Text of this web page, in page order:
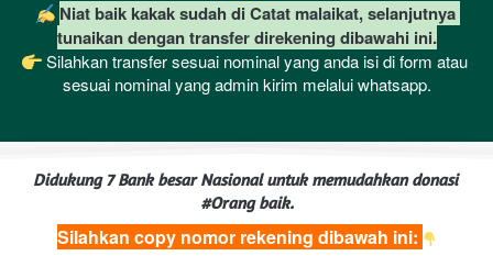
Niat baik kakak sudah di Catat malaikat, selanjutnya
tunaikan dengan transfer direkening dibawahi ini.
Silahkan transfer sesuai nominal yang anda isi di form atau
sesuai nominal yang admin kirim melalui whatsapp.
Didukung 7 Bank besar Nasional untuk memudahkan donasi
#Orang baik.
Silahkan copy nomor rekening dibawah ini: